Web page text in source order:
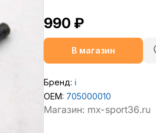
990 ₽
В магазин
Бренд: ℹ️
OEM: 705000010